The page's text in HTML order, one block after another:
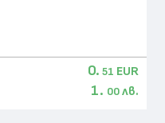
0. 51 EUR
1. 00 лв.